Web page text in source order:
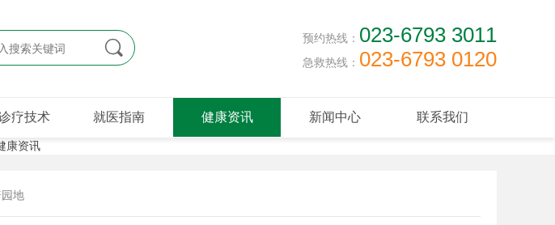
 预约热线： 023-6793 3011
急救热线： 023-6793 0120
疗技术 就医指南 健康资讯 新闻中心 联系我们
地